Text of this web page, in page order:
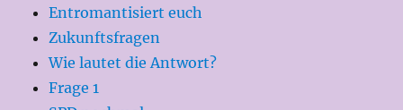
Entromantisiert euch
Zukunftsfragen
Wie lautet die Antwort?
Frage 1